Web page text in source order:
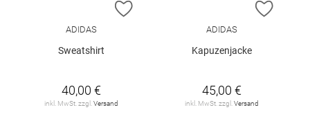
ZUR WUNSCHLISTE HINZUFÜGEN
ADIDAS
Sweatshirt
40,00 €
inkl. MwSt. zzgl. Versand
ZUR
ADIDAS
Kapuzenjacke
45,00 €
inkl. MwSt. zzgl. Versand